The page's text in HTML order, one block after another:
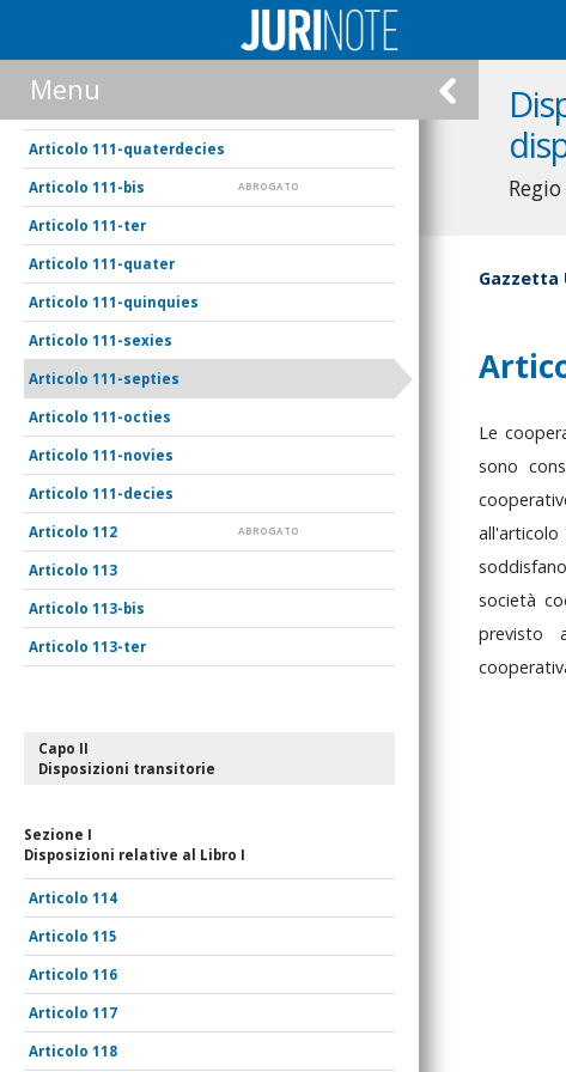
Menu
111-quaterdecies
111-bis ABROGATO
111-ter
111-quater
111-quinquies
111-sexies
111-septies
111-octies
111-novies
111-decies
112 ABROGATO
113
113-bis
113-ter
Capo II
Disposizioni transitorie
Sezione I
Disposizioni relative al Libro I
114
115
116
117
118
Gazzetta
Le
sono
all'articolo
soddisfano
società
previsto